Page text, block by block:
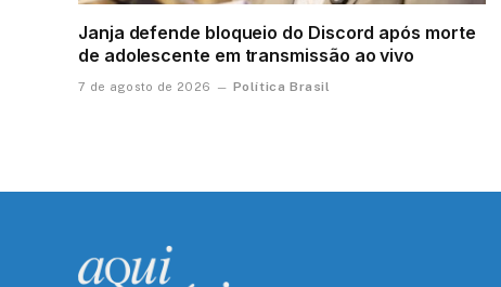
Janja defende bloqueio do Discord após morte
de adolescente em transmissão ao vivo
7 de agosto de 2026 Política Brasil